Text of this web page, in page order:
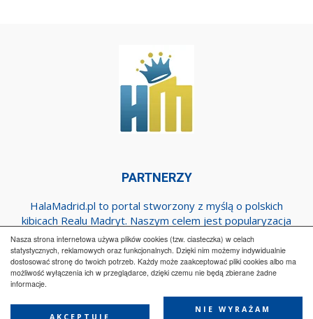
Nasza strona internetowa używa plików cookies (tzw. ciasteczka) w celach
statystycznych, reklamowych oraz funkcjonalnych. Dzięki nim możemy indywidualnie
dostosować stronę do twoich potrzeb. Każdy może zaakceptować pliki cookies albo ma
możliwość wyłączenia ich w przeglądarce, dzięki czemu nie będą zbierane żadne
informacje.
AKCEPTUJĘ
NIE WYRAŻAM
PARTNERZY
HalaMadrid.pl to portal stworzony z myślą o polskich
kibicach Realu Madryt. Naszym celem jest popularyzacja
klubu w Polsce oraz dostarczanie najnowszych informacji
dotyczących zespołu z Estadio Santiago Bernabeu.
Regulamin
Kontakt